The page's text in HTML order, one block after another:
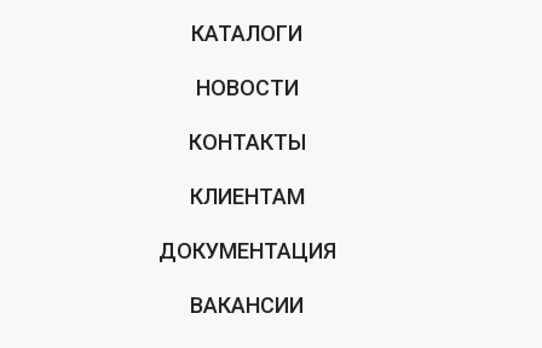
КАТАЛОГИ
НОВОСТИ
КОНТАКТЫ
КЛИЕНТАМ
ДОКУМЕНТАЦИЯ
ВАКАНСИИ